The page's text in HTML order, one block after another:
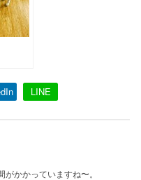
LINE
かかっていますね〜。